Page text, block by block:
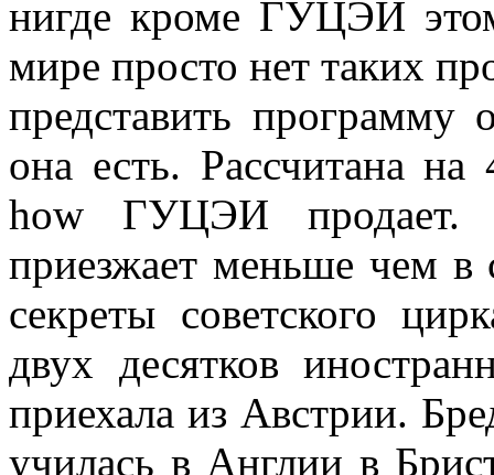
нигде кроме ГУЦЭИ
мире просто нет таких
представить
она есть. Рассчитана
how ГУЦЭИ продает.
приезжает меньше чем в
секреты советского
двух десятков
приехала из Австрии.
училась в Англии в